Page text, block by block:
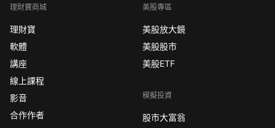
理財寶商城
理財寶
軟體
講座
線上課程
影音
合作作者
美股專區
美股放大鏡
美股股市
美股ETF
模擬投資
股市大富翁